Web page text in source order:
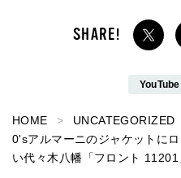
YouTube
HOME UNCATEGORIZED
0'sアルマーニのジャケットに
い代々木八幡「フロント 11201